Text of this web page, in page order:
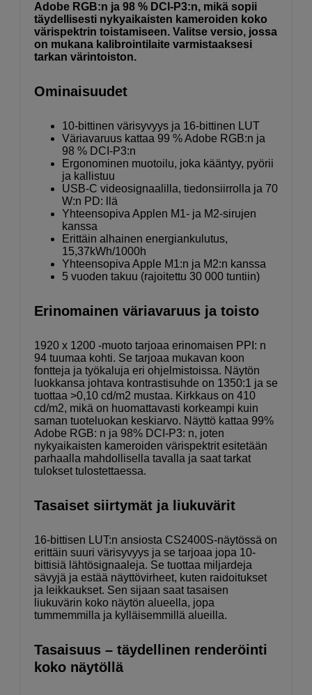
Adobe RGB:n ja 98 % DCI-P3:n, mikä sopii
täydellisesti nykyaikaisten kameroiden koko
värispektrin toistamiseen. Valitse versio, jossa
on mukana kalibrointilaite varmistaaksesi
tarkan värintoiston.
Ominaisuudet
10-bittinen värisyvyys ja 16-bittinen LUT
Väriavaruus kattaa 99 % Adobe RGB:n ja
98 % DCI-P3:n
Ergonominen muotoilu, joka kääntyy, pyörii
ja kallistuu
USB-C videosignaalilla, tiedonsiirrolla ja 70
W:n PD: llä
Yhteensopiva Applen M1- ja M2-sirujen
kanssa
Erittäin alhainen energiankulutus,
15,37kWh/1000h
Yhteensopiva Apple M1:n ja M2:n kanssa
5 vuoden takuu (rajoitettu 30 000 tuntiin)
Erinomainen väriavaruus ja toisto
1920 x 1200 -muoto tarjoaa erinomaisen PPI: n
94 tuumaa kohti. Se tarjoaa mukavan koon
fontteja ja työkaluja eri ohjelmistoissa. Näytön
luokkansa johtava kontrastisuhde on 1350:1 ja se
tuottaa >0,10 cd/m2 mustaa. Kirkkaus on 410
cd/m2, mikä on huomattavasti korkeampi kuin
saman tuoteluokan keskiarvo. Näyttö kattaa 99%
Adobe RGB: n ja 98% DCI-P3: n, joten
nykyaikaisten kameroiden värispektrit esitetään
parhaalla mahdollisella tavalla ja saat tarkat
tulokset tulostettaessa.
Tasaiset siirtymät ja liukuvärit
16-bittisen LUT:n ansiosta CS2400S-näytössä on
erittäin suuri värisyvyys ja se tarjoaa jopa 10-
bittisiä lähtösignaaleja. Se tuottaa miljardeja
sävyjä ja estää näyttövirheet, kuten raidoitukset
ja leikkaukset. Sen sijaan saat tasaisen
liukuvärin koko näytön alueella, jopa
tummemmilla ja kylläisemmillä alueilla.
Tasaisuus – täydellinen renderöinti
koko näytöllä